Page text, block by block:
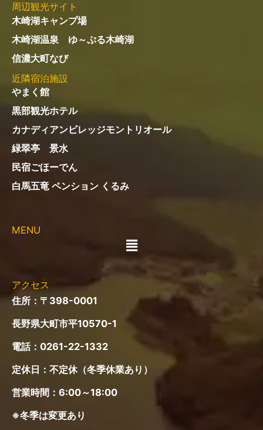
周辺観光サイト
木崎湖キャンプ場
木崎湖温泉 ゆ～ぷる木崎湖
信濃大町なび
近隣宿泊施設
やまく館
黒部観光ホテル
カナディアンビレッジモントリオール
緑翠亭 景水
民宿ごほーでん
白馬五竜 ペンション くるみ
MENU
メ
ニ
ー
アクセス
住所：〒398-0001
長野県大町市平10570-1
電話： 0261-22-1332
定休日：不定休（冬季休業あり）
営業時間：6:00～18:00
※冬季は変更あり